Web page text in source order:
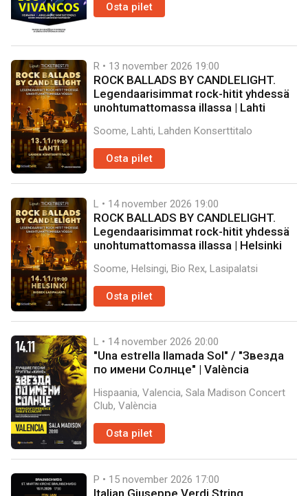
Osta pilet
R • 13 november 2026 19:00
ROCK BALLADS BY CANDLELIGHT.
Legendaarisimmat rock-hitit yhdessä
unohtumattomassa illassa | Lahti
Soome, Lahti, Lahden Konserttitalo
Osta pilet
L • 14 november 2026 19:00
ROCK BALLADS BY CANDLELIGHT.
Legendaarisimmat rock-hitit yhdessä
unohtumattomassa illassa | Helsinki
Soome, Helsingi, Bio Rex, Lasipalatsi
Osta pilet
L • 14 november 2026 20:00
"Una estrella llamada Sol" / "Звезда
по имени Солнце" | València
Hispaania, Valencia, Sala Madison Concert
Club, València
Osta pilet
P • 15 november 2026 17:00